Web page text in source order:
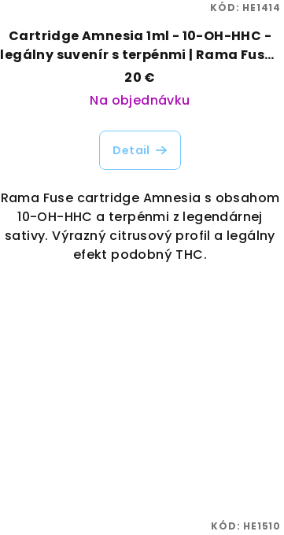
Cartridge Amnesia 1ml - 10-OH-HHC -
legálny suvenír s terpénmi | Rama Fuse |
Vaporama
20 €
Na objednávku
Detail
Rama Fuse cartridge Amnesia s obsahom
10-OH-HHC a terpénmi z legendárnej
sativy. Výrazný citrusový profil a legálny
efekt podobný THC.
KÓD: HE1414
KÓD: HE1510